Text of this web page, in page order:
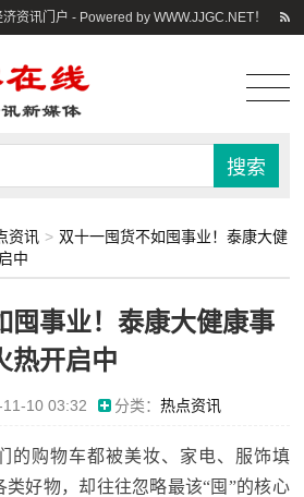
资讯门户 - Powered by WWW.JJGC.NET！
资讯 > 双十一囤货不如囤事业！泰康大健
中
囤事业！泰康大健康事
热开启中
11-10 03:32 分类：热点资讯
的购物车都被美妆、家电、服饰填
好物，却往往忽略最该“囤”的核心